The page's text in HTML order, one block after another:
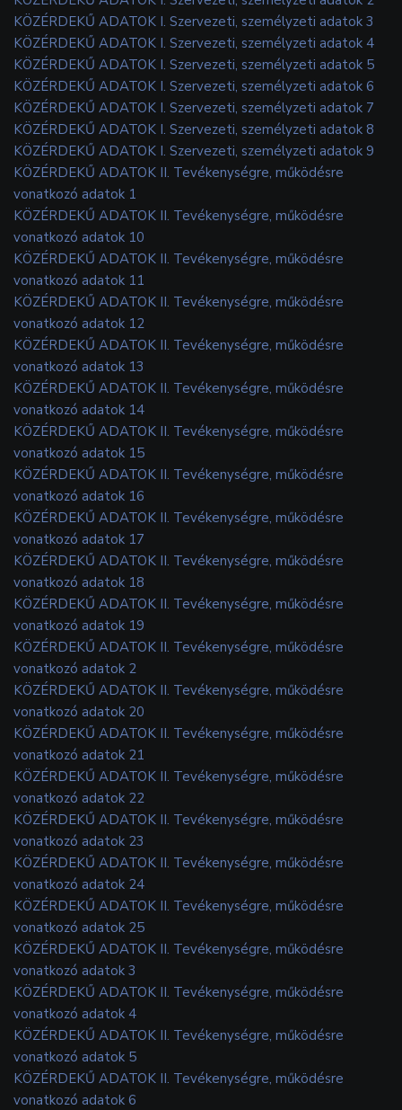
KÖZÉRDEKŰ ADATOK I. Szervezeti, személyzeti adatok 3
KÖZÉRDEKŰ ADATOK I. Szervezeti, személyzeti adatok 4
KÖZÉRDEKŰ ADATOK I. Szervezeti, személyzeti adatok 5
KÖZÉRDEKŰ ADATOK I. Szervezeti, személyzeti adatok 6
KÖZÉRDEKŰ ADATOK I. Szervezeti, személyzeti adatok 7
KÖZÉRDEKŰ ADATOK I. Szervezeti, személyzeti adatok 8
KÖZÉRDEKŰ ADATOK I. Szervezeti, személyzeti adatok 9
KÖZÉRDEKŰ ADATOK II. Tevékenységre, működésre
vonatkozó adatok 1
KÖZÉRDEKŰ ADATOK II. Tevékenységre, működésre
vonatkozó adatok 10
KÖZÉRDEKŰ ADATOK II. Tevékenységre, működésre
vonatkozó adatok 11
KÖZÉRDEKŰ ADATOK II. Tevékenységre, működésre
vonatkozó adatok 12
KÖZÉRDEKŰ ADATOK II. Tevékenységre, működésre
vonatkozó adatok 13
KÖZÉRDEKŰ ADATOK II. Tevékenységre, működésre
vonatkozó adatok 14
KÖZÉRDEKŰ ADATOK II. Tevékenységre, működésre
vonatkozó adatok 15
KÖZÉRDEKŰ ADATOK II. Tevékenységre, működésre
vonatkozó adatok 16
KÖZÉRDEKŰ ADATOK II. Tevékenységre, működésre
vonatkozó adatok 17
KÖZÉRDEKŰ ADATOK II. Tevékenységre, működésre
vonatkozó adatok 18
KÖZÉRDEKŰ ADATOK II. Tevékenységre, működésre
vonatkozó adatok 19
KÖZÉRDEKŰ ADATOK II. Tevékenységre, működésre
vonatkozó adatok 2
KÖZÉRDEKŰ ADATOK II. Tevékenységre, működésre
vonatkozó adatok 20
KÖZÉRDEKŰ ADATOK II. Tevékenységre, működésre
vonatkozó adatok 21
KÖZÉRDEKŰ ADATOK II. Tevékenységre, működésre
vonatkozó adatok 22
KÖZÉRDEKŰ ADATOK II. Tevékenységre, működésre
vonatkozó adatok 23
KÖZÉRDEKŰ ADATOK II. Tevékenységre, működésre
vonatkozó adatok 24
KÖZÉRDEKŰ ADATOK II. Tevékenységre, működésre
vonatkozó adatok 25
KÖZÉRDEKŰ ADATOK II. Tevékenységre, működésre
vonatkozó adatok 3
KÖZÉRDEKŰ ADATOK II. Tevékenységre, működésre
vonatkozó adatok 4
KÖZÉRDEKŰ ADATOK II. Tevékenységre, működésre
vonatkozó adatok 5
KÖZÉRDEKŰ ADATOK II. Tevékenységre, működésre
vonatkozó adatok 6